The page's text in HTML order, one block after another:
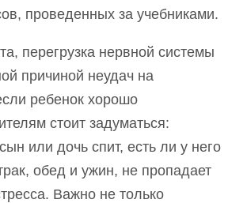
проведенных за учебниками.
перегрузка нервной системы
причиной неудач на
ребенок хорошо
стоит задуматься:
или дочь спит, есть ли у него
обед и ужин, не пропадает
Важно не только